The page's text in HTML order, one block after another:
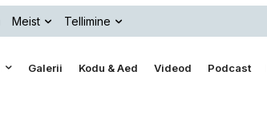
Meist Tellimine
Galerii Kodu & Aed Videod Podcast